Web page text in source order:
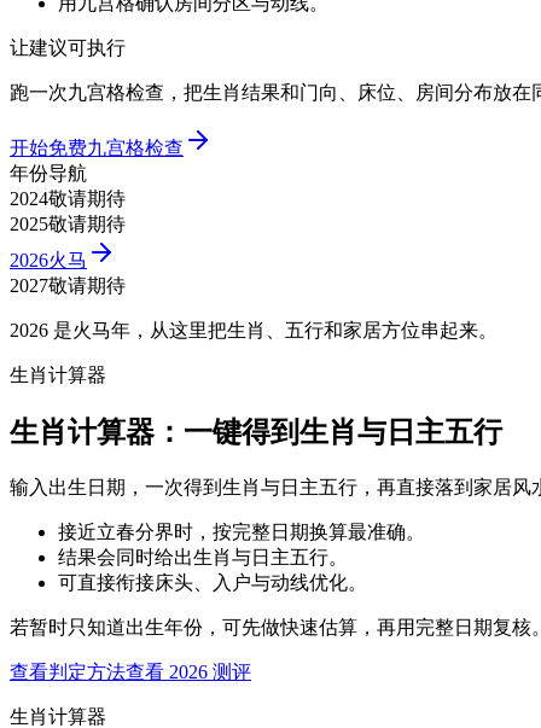
让建议可执行
跑一次九宫格检查，把生肖结果和门向、床位、房间分布放在
开始免费九宫格检查
年份导航
2024敬请期待
2025敬请期待
2026火马
2027敬请期待
2026 是火马年，从这里把生肖、五行和家居方位串起来。
生肖计算器
生肖计算器：一键得到生肖与日主五行
输入出生日期，一次得到生肖与日主五行，再直接落到家居风
接近立春分界时，按完整日期换算最准确。
结果会同时给出生肖与日主五行。
可直接衔接床头、入户与动线优化。
若暂时只知道出生年份，可先做快速估算，再用完整日期复核。
查看判定方法查看 2026 测评
生肖计算器